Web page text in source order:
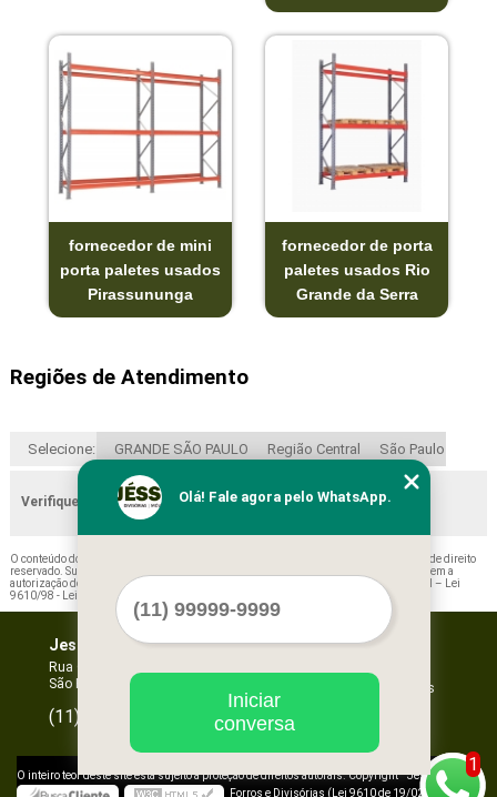
fornecedor de mini
porta paletes usados
Pirassununga
fornecedor de porta
paletes usados Rio
Grande da Serra
Regiões de Atendimento
Selecione: GRANDE SÃO PAULO Região Central São Paulo
Verifique as regiões que atendemos
O conteúdo do texto "
" é de direito
reservado. Sua reprodução, parcial ou total, mesmo citando nossos links, é proibida sem a
autorização do autor. Crime de violação de direito autoral – artigo 184 do Código Penal –
Lei
9610/98 - Lei de direitos autorais
Jessica Forros e Divisórias
Rua Oscar Horta, 269 - Mooca
São Paulo - SP - CEP: 03105-110
(11)
Serviços
O inteiro teor deste site está sujeito à proteção de direitos autorais. Copyright Jessica
Forros e Divisórias (Lei 9610 de 19/02/1998)
1
Olá! Fale agora pelo WhatsApp.
Iniciar
conversa